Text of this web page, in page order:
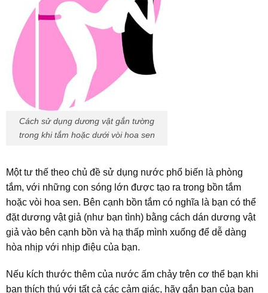
Cách sử dụng dương vật gắn tường
trong khi tắm hoặc dưới vòi hoa sen
Một tư thế theo chủ đề sử dụng nước phổ biến là phòng
tắm, với những con sóng lớn được tạo ra trong bồn tắm
hoặc vòi hoa sen. Bên cạnh bồn tắm có nghĩa là bạn có thể
đặt dương vật giả (như bạn tình) bằng cách dán dương vật
giả vào bên cạnh bồn và hạ thấp mình xuống để dễ dàng
hòa nhịp với nhịp điệu của bạn.
Nếu kích thước thêm của nước ấm chảy trên cơ thể bạn khi
bạn thích thú với tất cả các cảm giác, hãy gắn bạn của bạn